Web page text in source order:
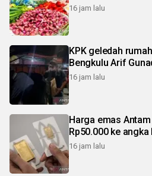
16 jam lalu
KPK geledah
Bengkulu Arif
16 jam lalu
Harga emas
Rp50.000 ke
16 jam lalu